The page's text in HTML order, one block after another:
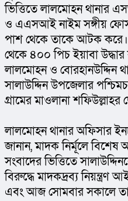
ভিত্তিতে লালমোহন
ও এএসআই নাইম সঙ্গীয়
পাশ থেকে তাকে আটক করে।
থেকে ৪০০ পিচ ইয়াবা
লালমোহন ও বোরহানউদ্দিন
সালাউদ্দিন উপজেলার
গ্রামের মাওলানা শফিউল্লাহর
লালমোহন থানার অফিসার
জানান, মাদক নির্মূলে
সংবাদের ভিত্তিতে
বিরুদ্ধে মাদকদ্রব্য নিয়ন্ত্রণ
এবং আজ সোমবার সকালে